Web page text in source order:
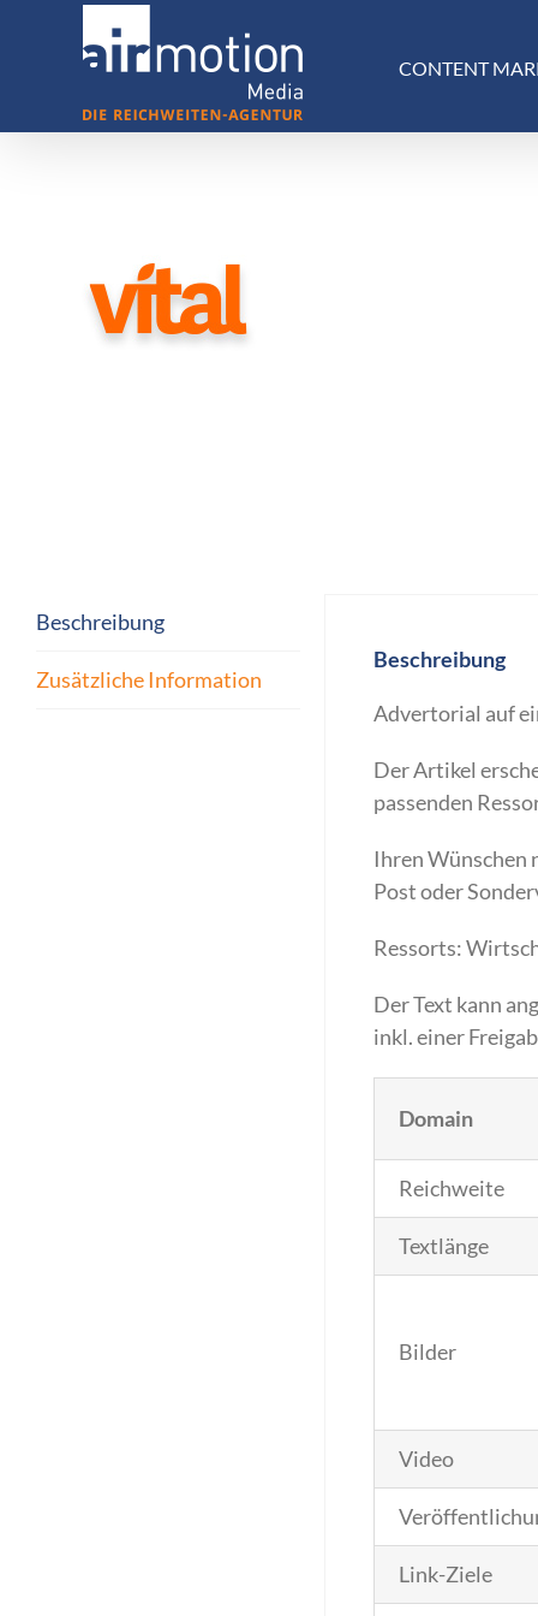
CONTENT
Beschreibung
Zusätzliche Information
Beschreibung
Advertorial auf
Der Artikel
passenden
Ihren Wünschen
Post oder
Ressorts:
Der Text kann
inkl. einer
Domain
Reichweite
Textlänge
Bilder
Video
Link-Ziele